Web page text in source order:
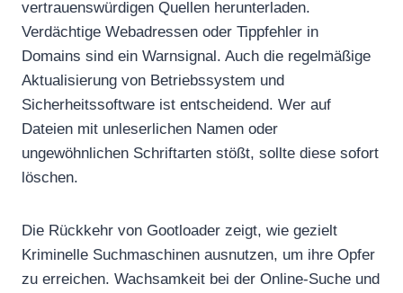
vertrauenswürdigen Quellen herunterladen.
Verdächtige Webadressen oder Tippfehler in
Domains sind ein Warnsignal. Auch die regelmäßige
Aktualisierung von Betriebssystem und
Sicherheitssoftware ist entscheidend. Wer auf
Dateien mit unleserlichen Namen oder
ungewöhnlichen Schriftarten stößt, sollte diese sofort
löschen.
Die Rückkehr von Gootloader zeigt, wie gezielt
Kriminelle Suchmaschinen ausnutzen, um ihre Opfer
zu erreichen. Wachsamkeit bei der Online-Suche und